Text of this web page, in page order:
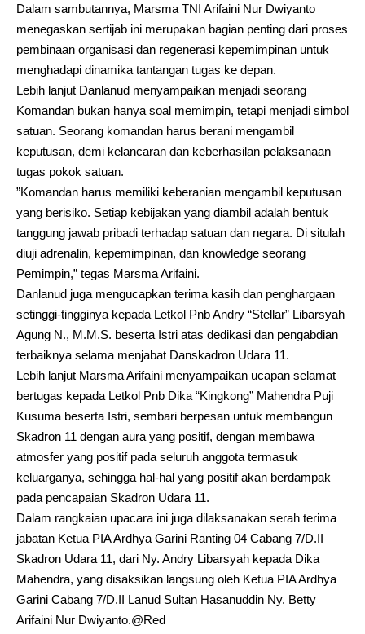
Dalam sambutannya, Marsma TNI Arifaini Nur Dwiyanto
menegaskan sertijab ini merupakan bagian penting dari proses
pembinaan organisasi dan regenerasi kepemimpinan untuk
menghadapi dinamika tantangan tugas ke depan.
Lebih lanjut Danlanud menyampaikan menjadi seorang
Komandan bukan hanya soal memimpin, tetapi menjadi simbol
satuan. Seorang komandan harus berani mengambil
keputusan, demi kelancaran dan keberhasilan pelaksanaan
tugas pokok satuan.
”Komandan harus memiliki keberanian mengambil keputusan
yang berisiko. Setiap kebijakan yang diambil adalah bentuk
tanggung jawab pribadi terhadap satuan dan negara. Di situlah
diuji adrenalin, kepemimpinan, dan knowledge seorang
Pemimpin,” tegas Marsma Arifaini.
Danlanud juga mengucapkan terima kasih dan penghargaan
setinggi-tingginya kepada Letkol Pnb Andry “Stellar” Libarsyah
Agung N., M.M.S. beserta Istri atas dedikasi dan pengabdian
terbaiknya selama menjabat Danskadron Udara 11.
Lebih lanjut Marsma Arifaini menyampaikan ucapan selamat
bertugas kepada Letkol Pnb Dika “Kingkong” Mahendra Puji
Kusuma beserta Istri, sembari berpesan untuk membangun
Skadron 11 dengan aura yang positif, dengan membawa
atmosfer yang positif pada seluruh anggota termasuk
keluarganya, sehingga hal-hal yang positif akan berdampak
pada pencapaian Skadron Udara 11.
Dalam rangkaian upacara ini juga dilaksanakan serah terima
jabatan Ketua PIA Ardhya Garini Ranting 04 Cabang 7/D.II
Skadron Udara 11, dari Ny. Andry Libarsyah kepada Dika
Mahendra, yang disaksikan langsung oleh Ketua PIA Ardhya
Garini Cabang 7/D.II Lanud Sultan Hasanuddin Ny. Betty
Arifaini Nur Dwiyanto.@Red